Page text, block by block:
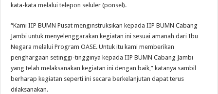
kata-kata melalui telepon seluler (ponsel).
“Kami IIP BUMN Pusat menginstruksikan kepada IIP BUMN Cabang
Jambi untuk menyelenggarakan kegiatan ini sesuai amanah dari Ibu
Negara melalui Program OASE. Untuk itu kami memberikan
penghargaan setinggi-tingginya kepada IIP BUMN Cabang Jambi
yang telah melaksanakan kegiatan ini dengan baik,” katanya sambil
berharap kegiatan seperti ini secara berkelanjutan dapat terus
dilaksanakan.